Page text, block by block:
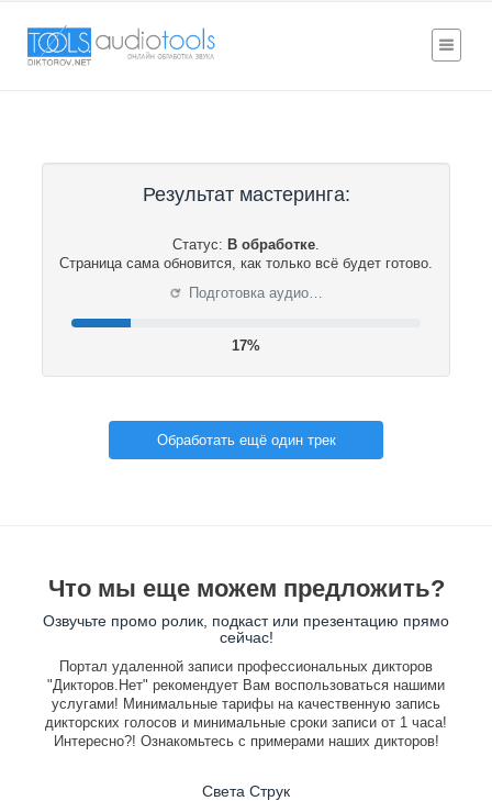
Результат мастеринга:
Статус: В обработке.
Страница сама обновится, как только всё будет готово.
⟳ Подготовка аудио…
18%
Обработать ещё один трек
Что мы еще можем предложить?
Озвучьте промо ролик, подкаст или презентацию прямо
сейчас!
Портал удаленной записи профессиональных дикторов
"Дикторов.Нет" рекомендует Вам воспользоваться нашими
услугами! Минимальные тарифы на качественную запись
дикторских голосов и минимальные сроки записи от 1 часа!
Интересно?! Ознакомьтесь с примерами наших дикторов!
Света Струк